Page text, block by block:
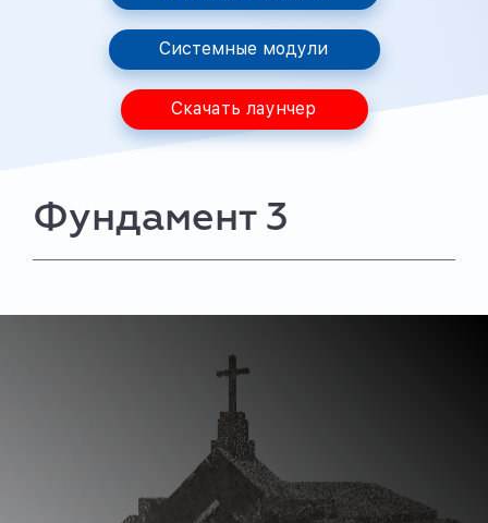
Системные модули
Скачать лаунчер
Фундамент 3